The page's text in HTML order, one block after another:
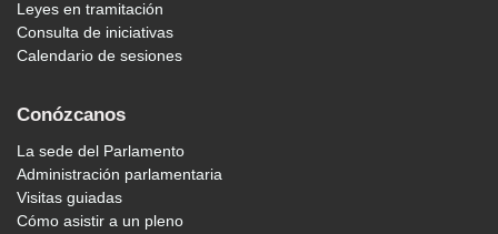
Leyes en tramitación
Consulta de iniciativas
Calendario de sesiones
Conózcanos
La sede del Parlamento
Administración parlamentaria
Visitas guiadas
Cómo asistir a un pleno